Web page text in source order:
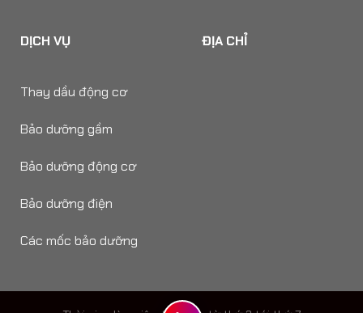
DỊCH VỤ
Thay dầu động cơ
Bảo dưỡng gầm
Bảo dưỡng động cơ
Bảo dưỡng điện
Các mốc bảo dưỡng
ĐỊA CHỈ